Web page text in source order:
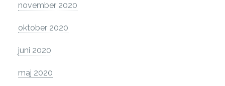
november 2020
oktober 2020
juni 2020
maj 2020